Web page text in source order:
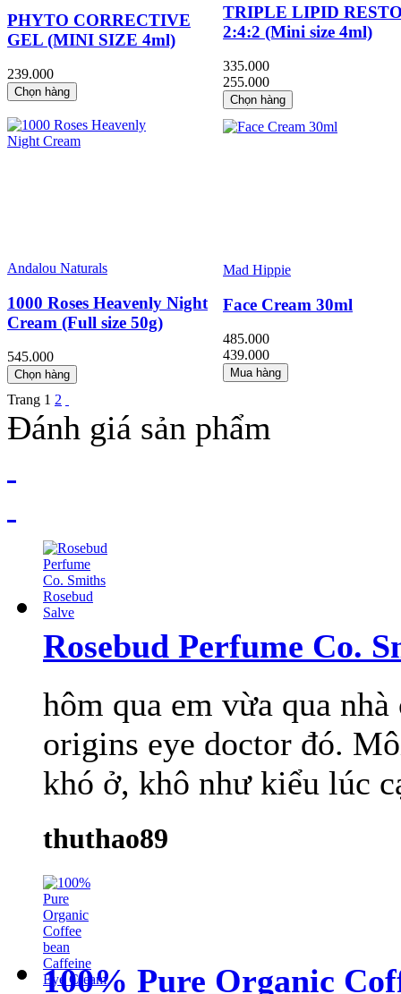
PHYTO CORRECTIVE
GEL (MINI SIZE 4ml)
239.000
Chọn hàng
TRIPLE LIPID
2:4:2 (Mini size 4ml)
335.000
255.000
Chọn hàng
Andalou Naturals
1000 Roses Heavenly Night
Cream (Full size 50g)
545.000
Chọn hàng
Mad Hippie
Face Cream 30ml
485.000
439.000
Mua hàng
Trang 1 2
Đánh giá sản phẩm
Rosebud Perfume Co.
hôm qua em vừa qua
origins eye doctor đó.
khó ở, khô như kiểu lúc
thuthao89
100% Pure Organic